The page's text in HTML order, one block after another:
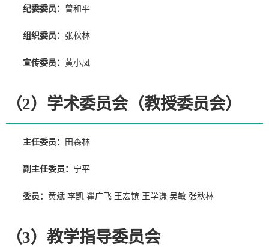
纪委委员： 曾和平
组织委员： 张秋林
宣传委员： 黄小凤
（2）学术委员会（教授委员会）
主任委员： 田森林
副主任委员： 宁平
委员： 黄斌 李凯 瞿广飞 王宏镔 王学谦 吴敏 张秋林
（3）教学指导委员会